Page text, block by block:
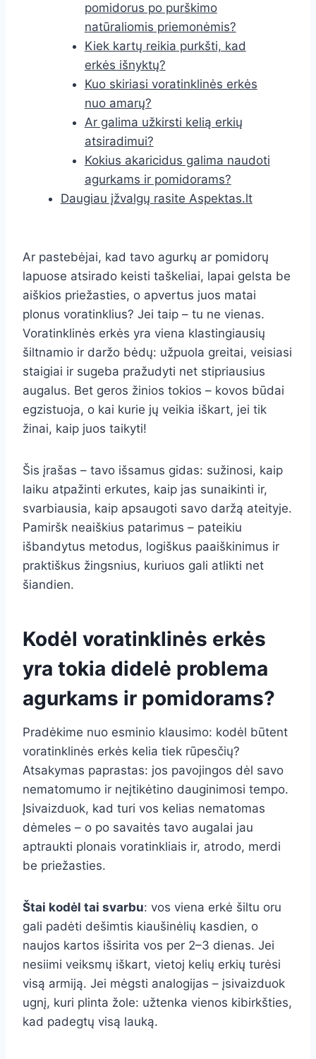
pomidorus po purškimo
natūraliomis priemonėmis?
Kiek kartų reikia purkšti, kad
erkės išnyktų?
Kuo skiriasi voratinklinės erkės
nuo amarų?
Ar galima užkirsti kelią erkių
atsiradimui?
Kokius akaricidus galima naudoti
agurkams ir pomidorams?
Daugiau įžvalgų rasite Aspektas.lt
Ar pastebėjai, kad tavo agurkų ar pomidorų
lapuose atsirado keisti taškeliai, lapai gelsta be
aiškios priežasties, o apvertus juos matai
plonus voratinklius? Jei taip – tu ne vienas.
Voratinklinės erkės yra viena klastingiausių
šiltnamio ir daržo bėdų: užpuola greitai, veisiasi
staigiai ir sugeba pražudyti net stipriausius
augalus. Bet geros žinios tokios – kovos būdai
egzistuoja, o kai kurie jų veikia iškart, jei tik
žinai, kaip juos taikyti!
Šis įrašas – tavo išsamus gidas: sužinosi, kaip
laiku atpažinti erkutes, kaip jas sunaikinti ir,
svarbiausia, kaip apsaugoti savo daržą ateityje.
Pamiršk neaiškius patarimus – pateikiu
išbandytus metodus, logiškus paaiškinimus ir
praktiškus žingsnius, kuriuos gali atlikti net
šiandien.
Kodėl voratinklinės erkės
yra tokia didelė problema
agurkams ir pomidorams?
Pradėkime nuo esminio klausimo: kodėl būtent
voratinklinės erkės kelia tiek rūpesčių?
Atsakymas paprastas: jos pavojingos dėl savo
nematomumo ir neįtikėtino dauginimosi tempo.
Įsivaizduok, kad turi vos kelias nematomas
dėmeles – o po savaitės tavo augalai jau
aptraukti plonais voratinkliais ir, atrodo, merdi
be priežasties.
Štai kodėl tai svarbu: vos viena erkė šiltu oru
gali padėti dešimtis kiaušinėlių kasdien, o
naujos kartos išsirita vos per 2–3 dienas. Jei
nesiimi veiksmų iškart, vietoj kelių erkių turėsi
visą armiją. Jei mėgsti analogijas – įsivaizduok
ugnį, kuri plinta žole: užtenka vienos kibirkšties,
kad padegtų visą lauką.